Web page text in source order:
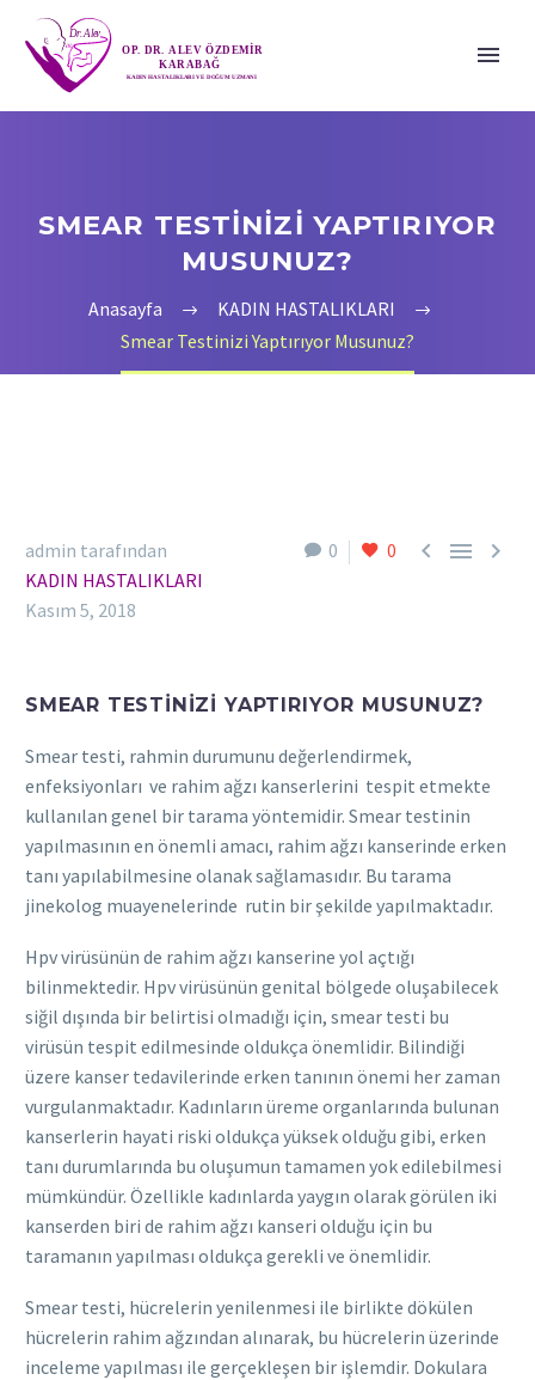
SMEAR TESTINIZI YAPTIRIYOR
MUSUNUZ?
Anasayfa
KADIN HASTALIKLARI
Smear Testinizi Yaptırıyor Musunuz?
0 0   
admin tarafından
KADIN HASTALIKLARI
Kasım 5, 2018
SMEAR TESTINIZI YAPTIRIYOR MUSUNUZ?
Smear testi, rahmin durumunu değerlendirmek,
enfeksiyonları ve rahim ağzı kanserlerini tespit etmekte
kullanılan genel bir tarama yöntemidir. Smear testinin
yapılmasının en önemli amacı, rahim ağzı kanserinde erken
tanı yapılabilmesine olanak sağlamasıdır. Bu tarama
jinekolog muayenelerinde rutin bir şekilde yapılmaktadır.
Hpv virüsünün de rahim ağzı kanserine yol açtığı
bilinmektedir. Hpv virüsünün genital bölgede oluşabilecek
siğil dışında bir belirtisi olmadığı için, smear testi bu
virüsün tespit edilmesinde oldukça önemlidir. Bilindiği
üzere kanser tedavilerinde erken tanının önemi her zaman
vurgulanmaktadır. Kadınların üreme organlarında bulunan
kanserlerin hayati riski oldukça yüksek olduğu gibi, erken
tanı durumlarında bu oluşumun tamamen yok edilebilmesi
mümkündür. Özellikle kadınlarda yaygın olarak görülen iki
kanserden biri de rahim ağzı kanseri olduğu için bu
taramanın yapılması oldukça gerekli ve önemlidir.
Smear testi, hücrelerin yenilenmesi ile birlikte dökülen
hücrelerin rahim ağzından alınarak, bu hücrelerin üzerinde
inceleme yapılması ile gerçekleşen bir işlemdir. Dokulara